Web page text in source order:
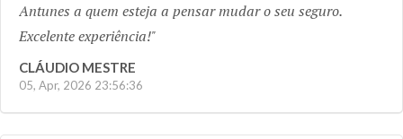
Antunes a quem esteja a pensar mudar o seu seguro.
Excelente experiência!
CLÁUDIO MESTRE
05, Apr, 2026 23:56:36